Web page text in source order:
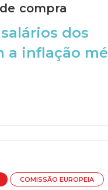
compra
dos
a inflação
COMISSÃO EUROPEIA